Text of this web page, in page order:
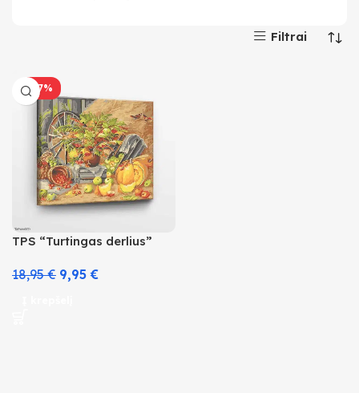
Filtrai
-47%
TPS “Turtingas derlius”
18,95€ 9,95€